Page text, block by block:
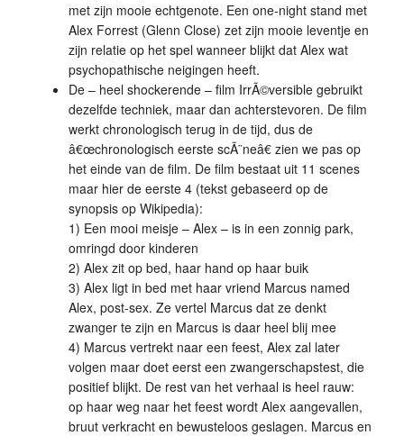
met zijn mooie echtgenote. Een one-night stand met
Alex Forrest (Glenn Close) zet zijn mooie leventje en
zijn relatie op het spel wanneer blijkt dat Alex wat
psychopathische neigingen heeft.
De – heel shockerende – film IrrÃ©versible gebruikt
dezelfde techniek, maar dan achterstevoren. De film
werkt chronologisch terug in de tijd, dus de
â€œchronologisch eerste scÃ¨neâ€ zien we pas op
het einde van de film. De film bestaat uit 11 scenes
maar hier de eerste 4 (tekst gebaseerd op de
synopsis op Wikipedia):
1) Een mooi meisje – Alex – is in een zonnig park,
omringd door kinderen
2) Alex zit op bed, haar hand op haar buik
3) Alex ligt in bed met haar vriend Marcus named
Alex, post-sex. Ze vertel Marcus dat ze denkt
zwanger te zijn en Marcus is daar heel blij mee
4) Marcus vertrekt naar een feest, Alex zal later
volgen maar doet eerst een zwangerschapstest, die
positief blijkt. De rest van het verhaal is heel rauw:
op haar weg naar het feest wordt Alex aangevallen,
bruut verkracht en bewusteloos geslagen. Marcus en